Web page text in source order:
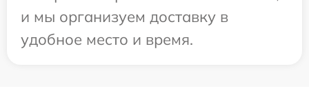
и мы организуем доставку в
удобное место и время.